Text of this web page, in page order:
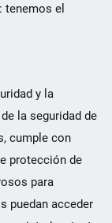
el
y la
la seguridad de
cumple con
protección de
para
puedan acceder